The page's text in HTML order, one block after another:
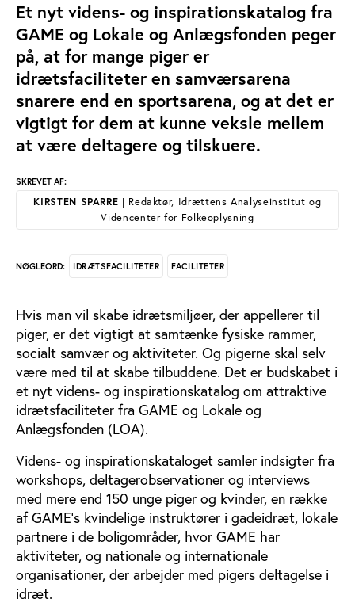
Et nyt videns- og inspirationskatalog fra
GAME og Lokale og Anlægsfonden peger
på, at for mange piger er
idrætsfaciliteter en samværsarena
snarere end en sportsarena, og at det er
vigtigt for dem at kunne veksle mellem
at være deltagere og tilskuere.
SKREVET AF:
KIRSTEN SPARRE | Redaktør, Idrættens Analyseinstitut og
Videncenter for Folkeoplysning
NØGLEORD: IDRÆTSFACILITETER FACILITETER
Hvis man vil skabe idrætsmiljøer, der appellerer til
piger, er det vigtigt at samtænke fysiske rammer,
socialt samvær og aktiviteter. Og pigerne skal selv
være med til at skabe tilbuddene. Det er budskabet i
et nyt videns- og inspirationskatalog om attraktive
idrætsfaciliteter fra GAME og Lokale og
Anlægsfonden (LOA).
Videns- og inspirationskataloget samler indsigter fra
workshops, deltagerobservationer og interviews
med mere end 150 unge piger og kvinder, en række
af GAME’s kvindelige instruktører i gadeidræt, lokale
partnere i de boligområder, hvor GAME har
aktiviteter, og nationale og internationale
organisationer, der arbejder med pigers deltagelse i
idræt.